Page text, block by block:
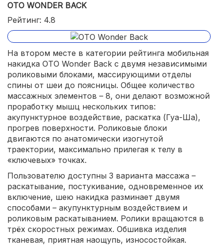
OTO WONDER BACK
Рейтинг: 4.8
На втором месте в категории рейтинга мобильная
накидка OTO Wonder Back с двумя независимыми
роликовыми блоками, массирующими отделы
спины от шеи до поясницы. Общее количество
массажных элементов – 8, они делают возможной
проработку мышц нескольких типов:
акупунктурное воздействие, раскатка (Гуа-Ша),
прогрев поверхности. Роликовые блоки
двигаются по анатомически изогнутой
траектории, максимально прилегая к телу в
«ключевых» точках.
Пользователю доступны 3 варианта массажа –
раскатывание, постукивание, одновременное их
включение, шею накидка разминает двумя
способами – акупунктурным воздействием и
роликовым раскатыванием. Ролики вращаются в
трёх скоростных режимах. Обшивка изделия
тканевая, приятная наощупь, износостойкая.